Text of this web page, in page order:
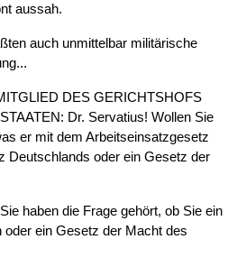
aussah.
auch unmittelbar militärische
DES GERICHTSHOFS
Dr. Servatius! Wollen Sie
er mit dem Arbeitseinsatzgesetz
Deutschlands oder ein Gesetz der
haben die Frage gehört, ob Sie ein
ein Gesetz der Macht des